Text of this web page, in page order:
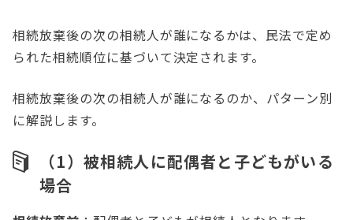
相続放棄後の次の相続人が誰になるかは、民法で定め
られた相続順位に基づいて決定されます。
相続放棄後の次の相続人が誰になるのか、パターン別
に解説します。
（1）被相続人に配偶者と子どもがいる
場合